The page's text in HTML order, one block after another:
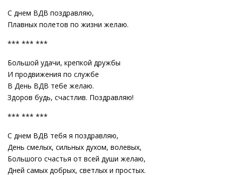
С днем ВДВ поздравляю,
Плавных полетов по жизни желаю.
*** *** ***
Большой удачи, крепкой дружбы
И продвижения по службе
В День ВДВ тебе желаю.
Здоров будь, счастлив. Поздравляю!
*** *** ***
С днем ВДВ тебя я поздравляю,
День смелых, сильных духом, волевых,
Большого счастья от всей души желаю,
Дней самых добрых, светлых и простых.